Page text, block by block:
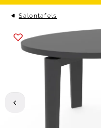
Salontafels